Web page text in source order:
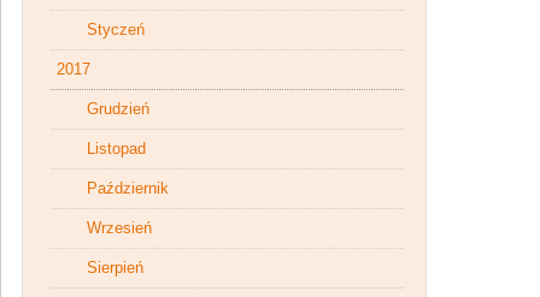
Styczeń
2017
Grudzień
Listopad
Październik
Wrzesień
Sierpień